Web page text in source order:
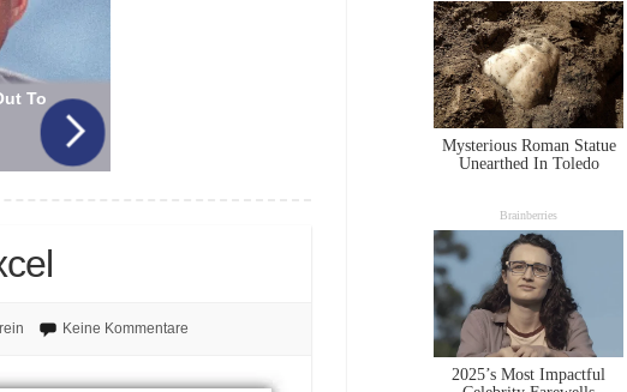
Keine Kommentare